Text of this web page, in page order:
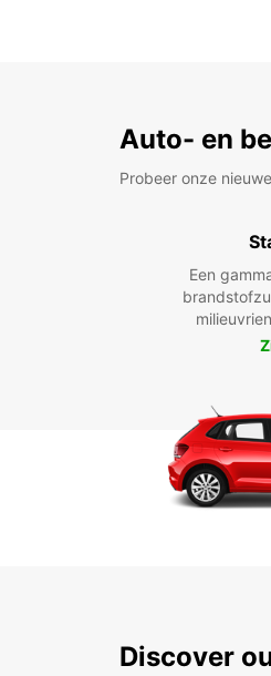
Auto- en
Probeer onze
Een
Discover